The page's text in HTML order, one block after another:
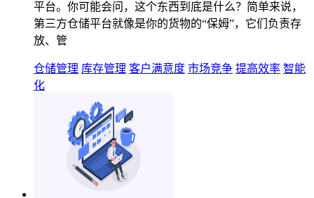
平台。你可能会问，这个东西到底是什么？简单来说，
第三方仓储平台就像是你的货物的“保姆”，它们负责存
放、管
仓储管理 库存管理 客户满意度 市场竞争 提高效率 智能
化